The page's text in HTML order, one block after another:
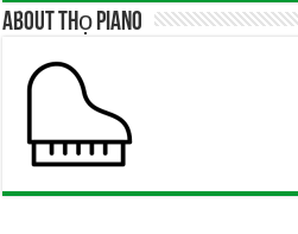
About Thọ Piano